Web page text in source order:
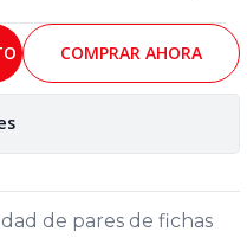
COMPRAR AHORA
de pares de fichas